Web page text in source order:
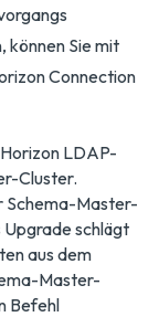
können Sie mit
Connection
LDAP-
Cluster.
Schema-Master-
schlägt
aus dem
Master-
Befehl